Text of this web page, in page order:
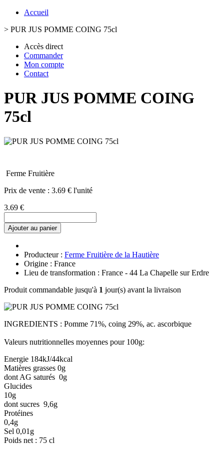
Accueil
> PUR JUS POMME COING 75cl
Accès direct
Commander
Mon compte
Contact
PUR JUS POMME COING
75cl
Ferme Fruitière
Prix de vente : 3.69 € l'unité
3.69 €
Ajouter au panier
Producteur : Ferme Fruitière de la Hautière
Origine : France
Lieu de transformation : France - 44 La Chapelle sur Erdre
Produit commandable jusqu'à 1 jour(s) avant la livraison
INGREDIENTS : Pomme 71%, coing 29%, ac. ascorbique
Valeurs nutritionnelles moyennes pour 100g:
Energie 184kJ/44kcal
Matières grasses 0g
dont AG saturés 0g
Glucides
10g
dont sucres 9,6g
Protéines
0,4g
Sel 0,01g
Poids net : 75 cl